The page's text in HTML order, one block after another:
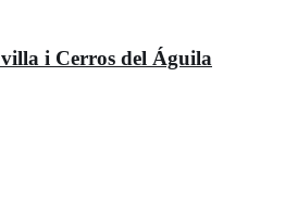
i Cerros del Águila